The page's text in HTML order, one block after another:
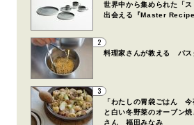
世界中から集められた「
出会える『Master
2
料理家さんが教える パス
3
「わたしの胃袋ごはん
と白い冬野菜のオーブン
さん 福田みなみ